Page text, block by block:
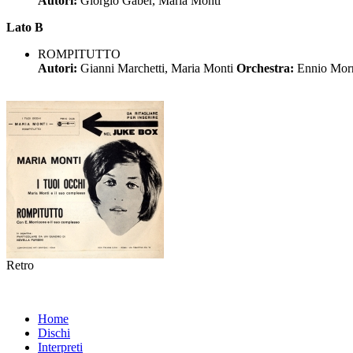
Lato B
ROMPITUTTO
Autori: Gianni Marchetti, Maria Monti Orchestra: Ennio
Retro
Home
Dischi
Interpreti